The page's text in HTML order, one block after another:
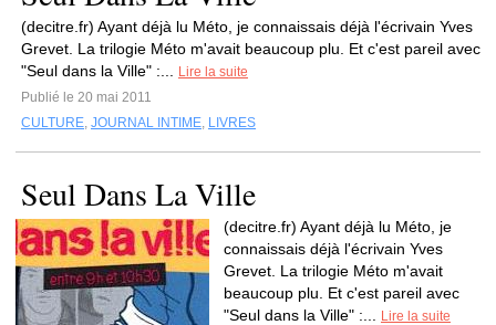
(decitre.fr) Ayant déjà lu Méto, je connaissais déjà l'écrivain Yves
Grevet. La trilogie Méto m'avait beaucoup plu. Et c'est pareil avec
"Seul dans la Ville" :...
Lire la suite
Publié le 20 mai 2011
CULTURE, JOURNAL INTIME, LIVRES
Seul Dans La Ville
(decitre.fr) Ayant déjà lu Méto, je
connaissais déjà l'écrivain Yves
Grevet. La trilogie Méto m'avait
beaucoup plu. Et c'est pareil avec
"Seul dans la Ville" :...
Lire la suite